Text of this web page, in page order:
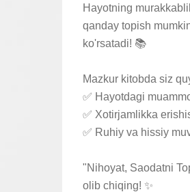
Hayotning
qanday topish
ko'rsatadi! 📚
Mazkur kitobda siz
✅ Hayotdagi
✅ Xotirjamlikka
✅ Ruhiy va hissiy
"Nihoyat, Saodatni
olib chiqing! ✨